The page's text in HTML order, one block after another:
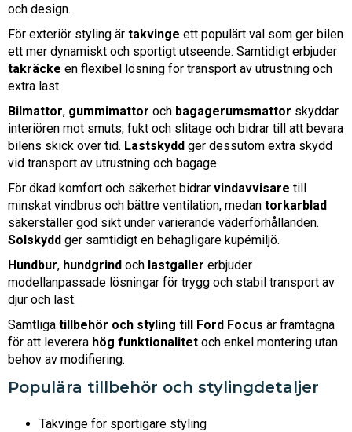
och design.
För exteriör styling är takvinge ett populärt val som ger bilen
ett mer dynamiskt och sportigt utseende. Samtidigt erbjuder
takräcke en flexibel lösning för transport av utrustning och
extra last.
Bilmattor, gummimattor och bagagerumsmattor skyddar
interiören mot smuts, fukt och slitage och bidrar till att bevara
bilens skick över tid. Lastskydd ger dessutom extra skydd
vid transport av utrustning och bagage.
För ökad komfort och säkerhet bidrar vindavvisare till
minskat vindbrus och bättre ventilation, medan torkarblad
säkerställer god sikt under varierande väderförhållanden.
Solskydd ger samtidigt en behagligare kupémiljö.
Hundbur, hundgrind och lastgaller erbjuder
modellanpassade lösningar för trygg och stabil transport av
djur och last.
Samtliga tillbehör och styling till Ford Focus är framtagna
för att leverera hög funktionalitet och enkel montering utan
behov av modifiering.
Populära tillbehör och stylingdetaljer
Takvinge för sportigare styling